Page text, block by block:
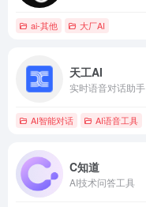
ai-其他 大厂AI
天工AI
实时语音对话助手
AI智能对话 AI语音工具
C知道
AI技术问答工具